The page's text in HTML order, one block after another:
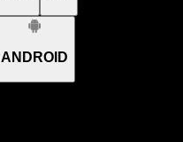
ANDROID